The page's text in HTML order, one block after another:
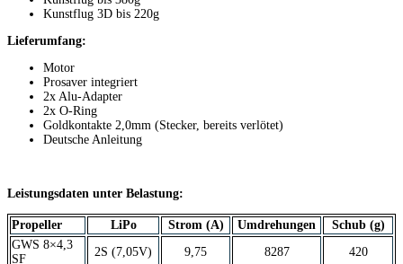
Kunstflug 3D bis 220g
Lieferumfang:
Motor
Prosaver integriert
2x Alu-Adapter
2x O-Ring
Goldkontakte 2,0mm (Stecker, bereits verlötet)
Deutsche Anleitung
Leistungsdaten unter Belastung:
Propeller LiPo Strom (A) Umdrehungen
Schub (g)
GWS 8×4,3
SF
2S (7,05V) 9,75 8287 420